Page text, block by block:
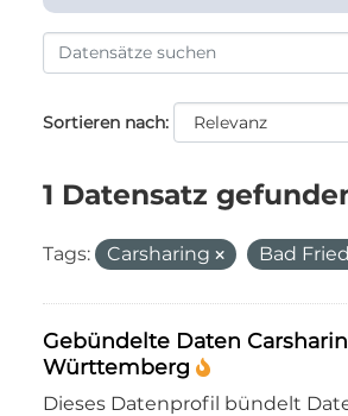
Sortieren nach
1 Datensatz
Tags: Carsharing Bad
Gebündelte Daten
Württemberg
Dieses Datenprofil bündelt